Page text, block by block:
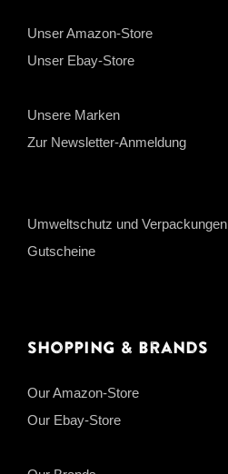
Unser Amazon-Store
Unser Ebay-Store
Unsere Marken
Zur Newsletter-Anmeldung
Umweltschutz und Verpackungen
Gutscheine
Shopping & Brands
Our Amazon-Store
Our Ebay-Store